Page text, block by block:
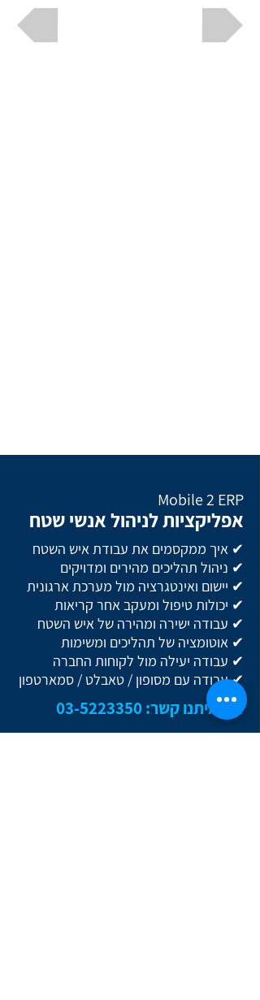
Mobile 2 ERP
אפליקציות לניהול אנשי שטח
✔ איך ממקסמים את עבודת איש השטח
✔ ניהול תהליכים מהירים ומדויקים
✔ יישום ואינטגרציה מול מערכת ארגונית
✔ יכולות טיפול ומעקב אחר קריאות
✔ עבודה ישירה ומהירה של איש השטח
✔ אוטומציה של תהליכים ומשימות
✔ עבודה יעילה מול לקוחות החברה
✔ עבודה עם מסופון / טאבלט / סמארטפון
צרו איתנו קשר:03-5223350